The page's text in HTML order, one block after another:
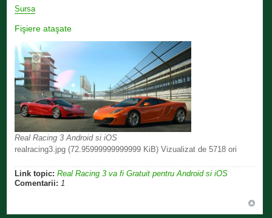
Sursa
Fişiere ataşate
Real Racing 3 Android si iOS
realracing3.jpg (72.95999999999999 KiB) Vizualizat de 5718 ori
Link topic: Real Racing 3 va fi Gratuit pentru Android si iOS
Comentarii: 1